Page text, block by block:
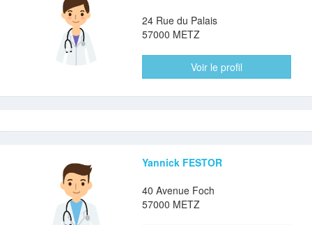
24 Rue du Palais
57000 METZ
Voir le profil
Yannick FESTOR
40 Avenue Foch
57000 METZ